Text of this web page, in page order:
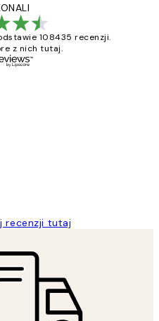
108435 recenzji.
z nich tutaj.
recenzji tutaj